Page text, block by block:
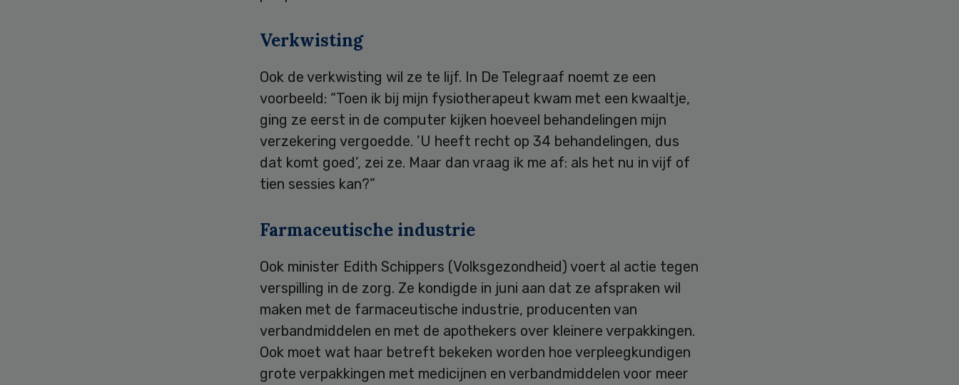
Verkwisting
Ook de verkwisting wil ze te lijf. In De Telegraaf noemt ze een
voorbeeld: “Toen ik bij mijn fysiotherapeut kwam met een kwaaltje,
ging ze eerst in de computer kijken hoeveel behandelingen mijn
verzekering vergoedde. ’U heeft recht op 34 behandelingen, dus
dat komt goed’, zei ze. Maar dan vraag ik me af: als het nu in vijf of
tien sessies kan?”
Farmaceutische industrie
Ook minister Edith Schippers (Volksgezondheid) voert al actie tegen
verspilling in de zorg. Ze kondigde in juni aan dat ze afspraken wil
maken met de farmaceutische industrie, producenten van
verbandmiddelen en met de apothekers over kleinere verpakkingen.
Ook moet wat haar betreft bekeken worden hoe verpleegkundigen
grote verpakkingen met medicijnen en verbandmiddelen voor meer